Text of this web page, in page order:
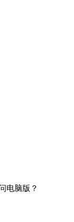
电脑版？